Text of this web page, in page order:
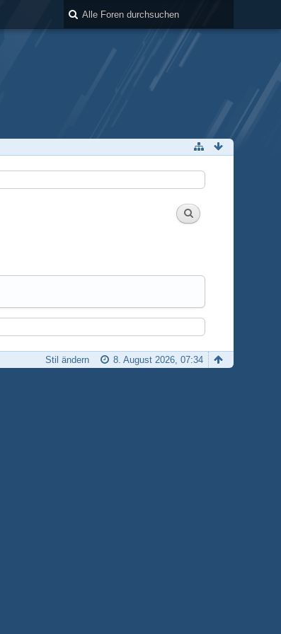
8. August 2026, 07:34
Stil ändern